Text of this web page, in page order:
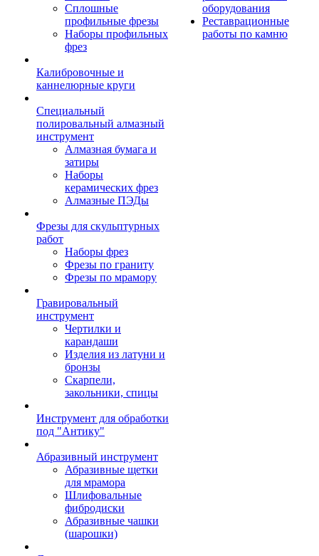
Сплошные
профильные фрезы
Наборы профильных
фрез
Калибровочные и
каннелюрные круги
Специальный
полировальный алмазный
инструмент
Алмазная бумага и
затиры
Наборы
керамических фрез
Алмазные ПЭДы
Фрезы для скульптурных
работ
Наборы фрез
Фрезы по граниту
Фрезы по мрамору
Гравировальный
инструмент
Чертилки и
карандаши
Изделия из латуни и
бронзы
Скарпели,
закольники, спицы
Инструмент для обработки
под "Антику"
Абразивный инструмент
Абразивные щетки
для мрамора
Шлифовальные
фибродиски
Абразивные чашки
(шарошки)
оборудования
Реставрационные
работы по камню